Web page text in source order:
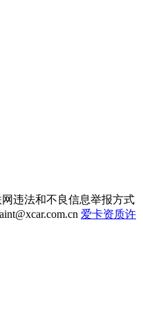
违法和不良信息举报方式
爱卡资质许